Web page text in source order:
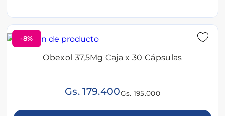
-8%
Obexol 37,5Mg Caja x 30 Cápsulas
Gs. 179.400Gs. 195.000